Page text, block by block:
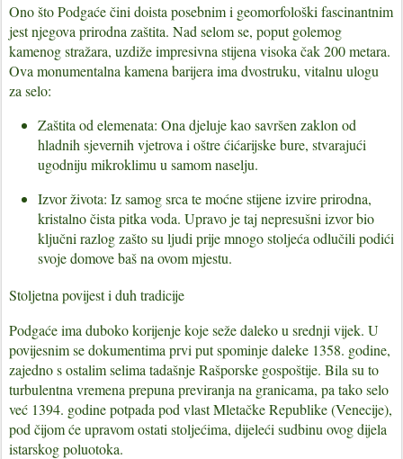
Ono što Podgaće čini doista posebnim i geomorfološki fascinantnim
jest njegova prirodna zaštita. Nad selom se, poput golemog
kamenog stražara, uzdiže impresivna stijena visoka čak 200 metara.
Ova monumentalna kamena barijera ima dvostruku, vitalnu ulogu
za selo:
Zaštita od elemenata: Ona djeluje kao savršen zaklon od
hladnih sjevernih vjetrova i oštre ćićarijske bure, stvarajući
ugodniju mikroklimu u samom naselju.
Izvor života: Iz samog srca te moćne stijene izvire prirodna,
kristalno čista pitka voda. Upravo je taj nepresušni izvor bio
ključni razlog zašto su ljudi prije mnogo stoljeća odlučili podići
svoje domove baš na ovom mjestu.
Stoljetna povijest i duh tradicije
Podgaće ima duboko korijenje koje seže daleko u srednji vijek. U
povijesnim se dokumentima prvi put spominje daleke 1358. godine,
zajedno s ostalim selima tadašnje Rašporske gospoštije. Bila su to
turbulentna vremena prepuna previranja na granicama, pa tako selo
već 1394. godine potpada pod vlast Mletačke Republike (Venecije),
pod čijom će upravom ostati stoljećima, dijeleći sudbinu ovog dijela
istarskog poluotoka.